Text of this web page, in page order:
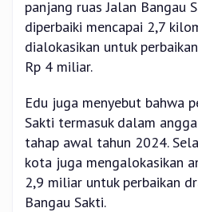
panjang ruas Jalan Bangau
diperbaiki mencapai 2,7
dialokasikan untuk
Rp 4 miliar.
Edu juga menyebut bahwa
Sakti termasuk dalam
tahap awal tahun 2024.
kota juga mengalokasikan
2,9 miliar untuk perbaikan
Bangau Sakti.